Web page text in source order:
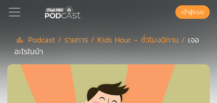
Podcast
เข้าสู่ระบบ
Podcast / รายการ / Kids Hour - ชั่วโมงนิทาน / เจอ
อะไรในป่า